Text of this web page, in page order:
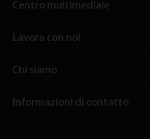
Centro multimediale
Lavora con noi
Chi siamo
Informazioni di contatto